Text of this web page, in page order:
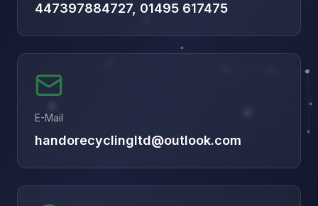
447397884727, 01495 617475
E-Mail
handorecyclingltd@outlook.com